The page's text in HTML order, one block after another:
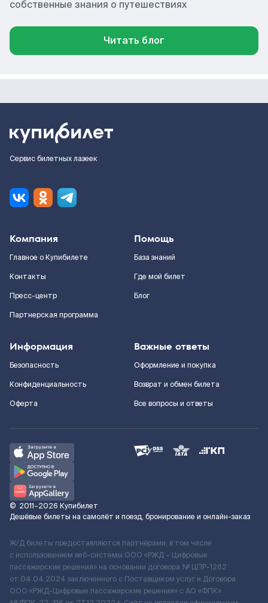
собственные знания о путешествиях
Читать блог
Сервис билетных лазеек
Компания
Главное о Купибилете
Контакты
Пресс-центр
Партнерская программа
Помощь
База знаний
Где мой билет
Блог
Информация
Безопасность
Конфиденциальность
Оферта
Важные ответы
Оформление и покупка
Возврат и обмен билета
Все вопросы и ответы
© 2011–2026 Купибилет
Дешёвые билеты на самолёт и поезд, бронирование и онлайн-заказ
Ж/Д билеты предоставляются партнёрами, в том числе
с использованием веб-системы ООО «РЖД – Цифровые
пассажирские решения» на основании договора № ЦПР-1282
от 04.04.2024 заключенного с Поставщиком услуг и Договора
ООО «РЖД-Цифровые пассажирские решения» c АО «ФПК»